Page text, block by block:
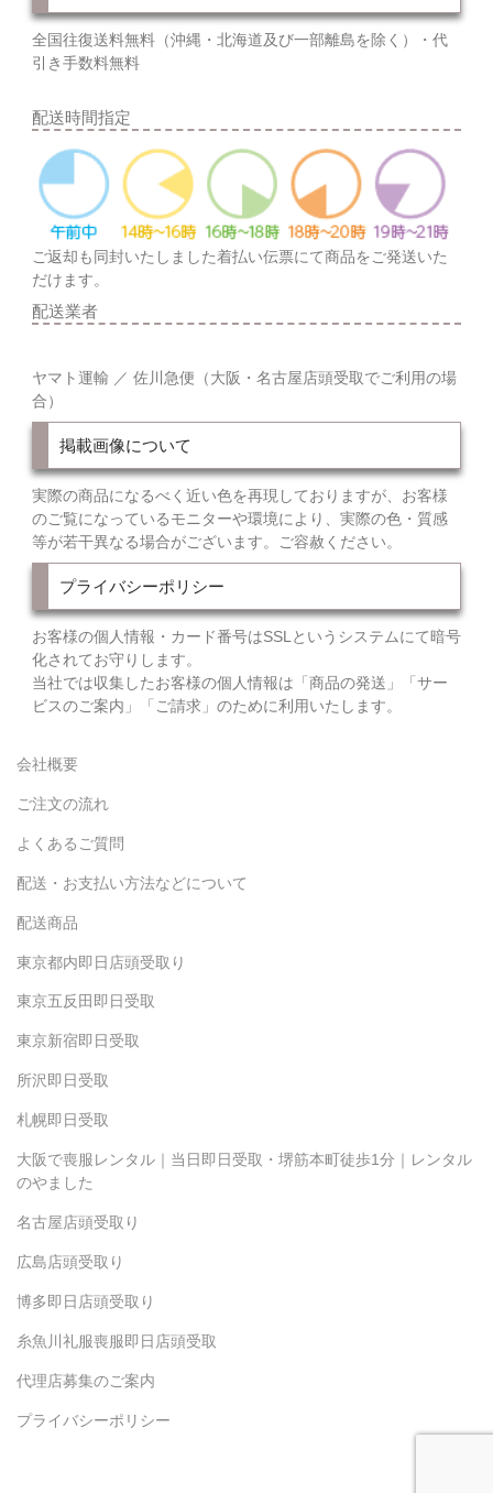
全国往復送料無料（沖縄・北海道及び一部離島を除く）・代
引き手数料無料
配送時間指定
ご返却も同封いたしました着払い伝票にて商品をご発送いた
だけます。
配送業者
ヤマト運輸 ／ 佐川急便（大阪・名古屋店頭受取でご利用の場
合）
掲載画像について
実際の商品になるべく近い色を再現しておりますが、お客様
のご覧になっているモニターや環境により、実際の色・質感
等が若干異なる場合がございます。ご容赦ください。
プライバシーポリシー
お客様の個人情報・カード番号はSSLというシステムにて暗号
化されてお守りします。
当社では収集したお客様の個人情報は「商品の発送」「サー
ビスのご案内」「ご請求」のために利用いたします。
会社概要
ご注文の流れ
よくあるご質問
配送・お支払い方法などについて
配送商品
東京都内即日店頭受取り
東京五反田即日受取
東京新宿即日受取
所沢即日受取
札幌即日受取
大阪で喪服レンタル｜当日即日受取・堺筋本町徒歩1分｜レンタル
のやました
名古屋店頭受取り
広島店頭受取り
博多即日店頭受取り
糸魚川礼服喪服即日店頭受取
代理店募集のご案内
プライバシーポリシー